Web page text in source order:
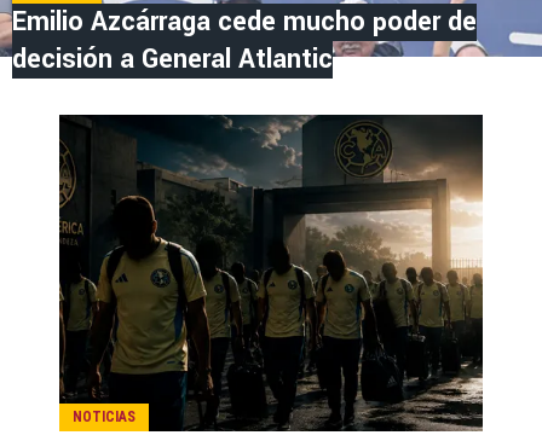
Emilio Azcárraga cede mucho poder de
decisión a General Atlantic
NOTICIAS